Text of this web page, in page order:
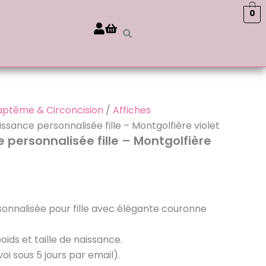
0
& Circoncision / Affiches
personnalisée fille – Montgolfière violet
personnalisée fille – Montgolfière
pour fille avec élégante couronne
et taille de naissance.
sous 5 jours par email).